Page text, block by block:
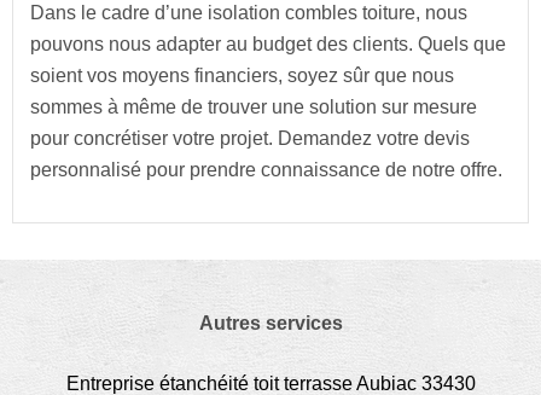
Dans le cadre d’une isolation combles toiture, nous
pouvons nous adapter au budget des clients. Quels que
soient vos moyens financiers, soyez sûr que nous
sommes à même de trouver une solution sur mesure
pour concrétiser votre projet. Demandez votre devis
personnalisé pour prendre connaissance de notre offre.
Autres services
Entreprise étanchéité toit terrasse Aubiac 33430